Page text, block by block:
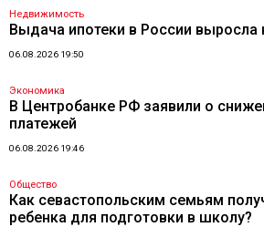
Недвижимость
Выдача ипотеки в России выросла
06.08.2026 19:50
Экономика
В Центробанке РФ заявили о
платежей
06.08.2026 19:46
Общество
Как севастопольским семьям
ребенка для подготовки в школу?